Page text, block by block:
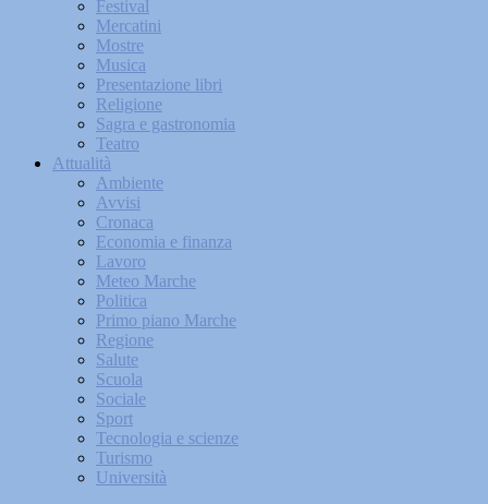
Festival
Mercatini
Mostre
Musica
Presentazione libri
Religione
Sagra e gastronomia
Teatro
Attualità
Ambiente
Avvisi
Cronaca
Economia e finanza
Lavoro
Meteo Marche
Politica
Primo piano Marche
Regione
Salute
Scuola
Sociale
Sport
Tecnologia e scienze
Turismo
Università